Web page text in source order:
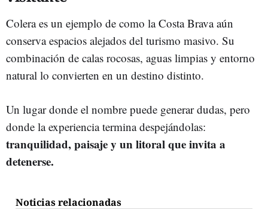
Colera es un ejemplo de como la Costa Brava aún
conserva espacios alejados del turismo masivo. Su
combinación de calas rocosas, aguas limpias y entorno
natural lo convierten en un destino distinto.
Un lugar donde el nombre puede generar dudas, pero
donde la experiencia termina despejándolas:
tranquilidad, paisaje y un litoral que invita a
detenerse.
Noticias relacionadas